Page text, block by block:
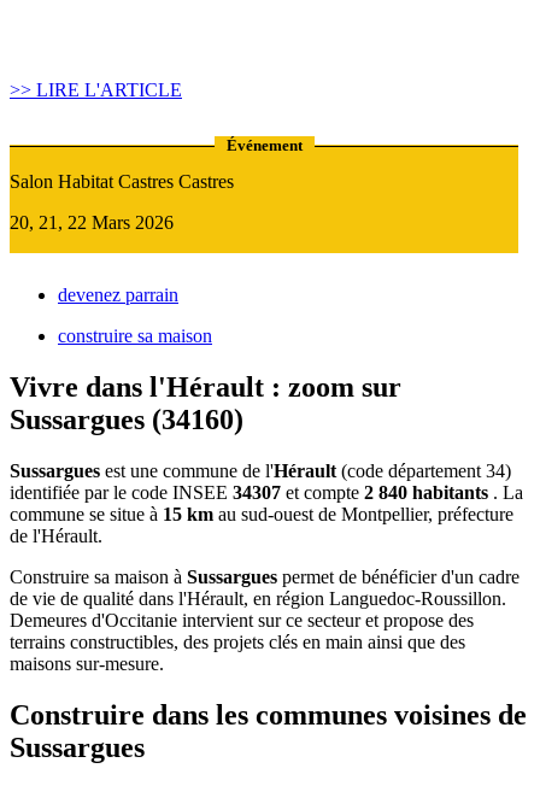
>> LIRE L'ARTICLE
Événement
Salon Habitat Castres Castres
20, 21, 22 Mars 2026
devenez parrain
construire sa maison
Vivre dans l'Hérault : zoom sur
Sussargues (34160)
Sussargues est une commune de l'Hérault (code département 34)
identifiée par le code INSEE 34307 et compte 2 840 habitants . La
commune se situe à 15 km au sud-ouest de Montpellier, préfecture
de l'Hérault.
Construire sa maison à Sussargues permet de bénéficier d'un cadre
de vie de qualité dans l'Hérault, en région Languedoc-Roussillon.
Demeures d'Occitanie intervient sur ce secteur et propose des
terrains constructibles, des projets clés en main ainsi que des
maisons sur-mesure.
Construire dans les communes voisines de
Sussargues